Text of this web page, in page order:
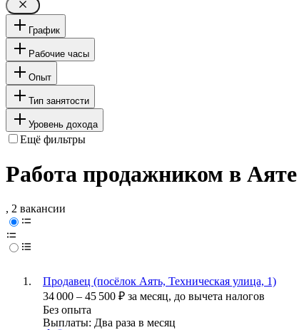
График
Рабочие часы
Опыт
Тип занятости
Уровень дохода
Ещё фильтры
Работа продажником в Аяте
, 2 вакансии
Продавец (посёлок Аять, Техническая улица, 1)
34 000 – 45 500 ₽ за месяц, до вычета налогов
Без опыта
Выплаты: Два раза в месяц